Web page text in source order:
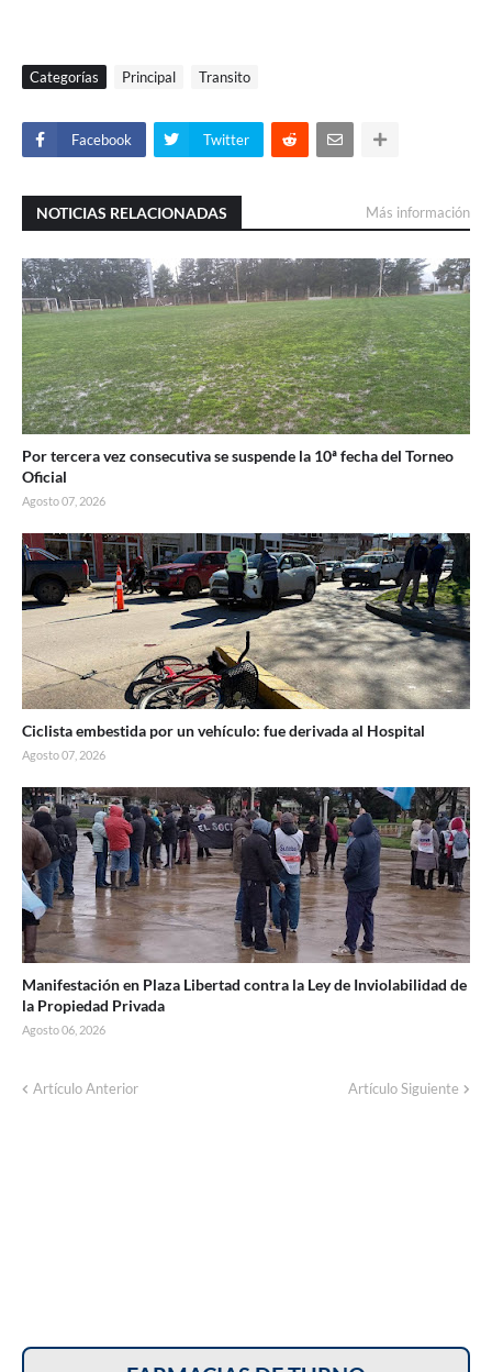
Categorías Principal Transito
Facebook Twitter
NOTICIAS RELACIONADAS Más información
Por tercera vez consecutiva se suspende la 10ª fecha del Torneo
Oficial
Agosto 07, 2026
Ciclista embestida por un vehículo: fue derivada al Hospital
Agosto 07, 2026
Manifestación en Plaza Libertad contra la Ley de Inviolabilidad de
la Propiedad Privada
Agosto 06, 2026
Artículo Anterior Artículo Siguiente